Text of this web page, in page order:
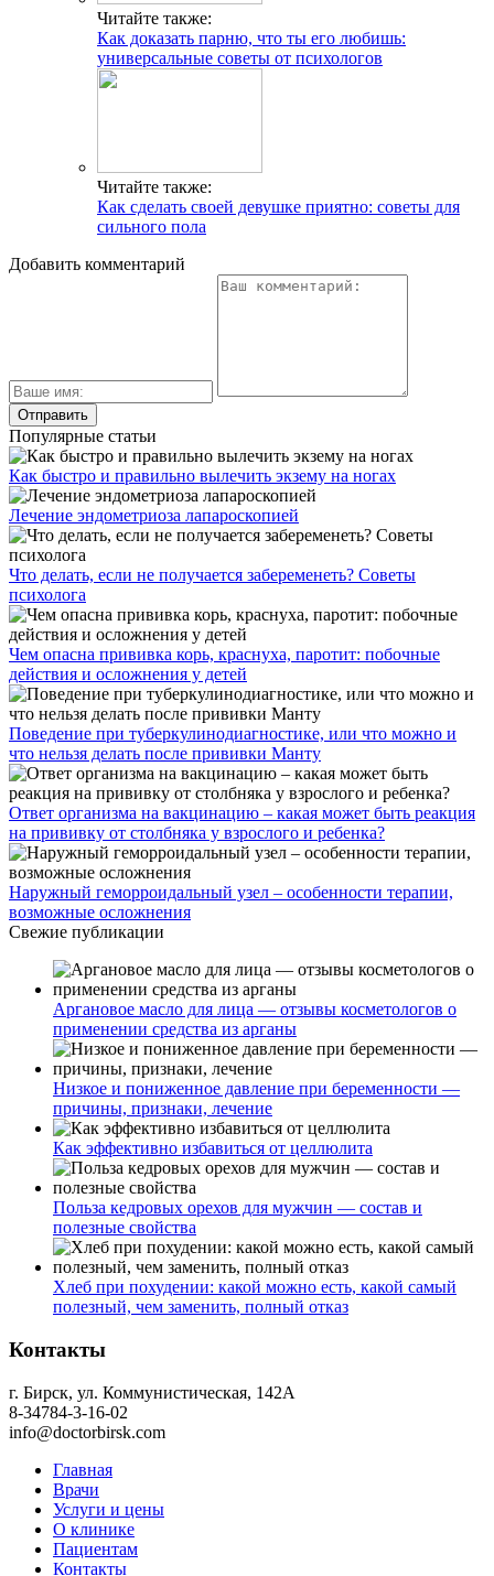
Читайте также:
Как доказать парню, что ты его любишь:
универсальные советы от психологов
Читайте также:
Как сделать своей девушке приятно: советы для
сильного пола
Добавить комментарий
Популярные статьи
Как быстро и правильно вылечить экзему на ногах
Лечение эндометриоза лапароскопией
Что делать, если не получается забеременеть? Советы
психолога
Чем опасна прививка корь, краснуха, паротит: побочные
действия и осложнения у детей
Поведение при туберкулинодиагностике, или что можно и
что нельзя делать после прививки Манту
Ответ организма на вакцинацию – какая может быть реакция
на прививку от столбняка у взрослого и ребенка?
Наружный геморроидальный узел – особенности терапии,
возможные осложнения
Свежие публикации
Аргановое масло для лица — отзывы косметологов о
применении средства из арганы
Низкое и пониженное давление при беременности —
причины, признаки, лечение
Как эффективно избавиться от целлюлита
Польза кедровых орехов для мужчин — состав и
полезные свойства
Хлеб при похудении: какой можно есть, какой самый
полезный, чем заменить, полный отказ
Контакты
г. Бирск, ул. Коммунистическая, 142А
8-34784-3-16-02
info@doctorbirsk.com
Главная
Врачи
Услуги и цены
О клинике
Пациентам
Контакты